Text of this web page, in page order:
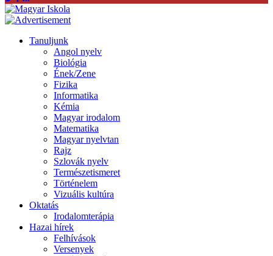
Tanuljunk
Angol nyelv
Biológia
Ének/Zene
Fizika
Informatika
Kémia
Magyar irodalom
Matematika
Magyar nyelvtan
Rajz
Szlovák nyelv
Természetismeret
Történelem
Vizuális kultúra
Oktatás
Irodalomterápia
Hazai hírek
Felhívások
Versenyek